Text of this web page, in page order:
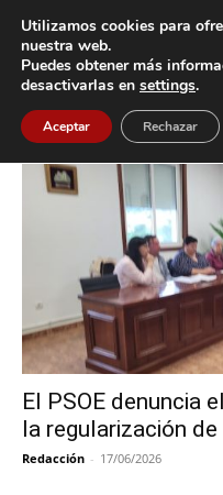
Inicio Etiquetas PSdeG-
Etiqueta: PSdeG-
El PSOE denuncia
la regularización
Redacción - 17/06/2026
Utilizamos cookies para
nuestra web.
Puedes obtener más
desactivarlas en settings.
Aceptar Rechazar